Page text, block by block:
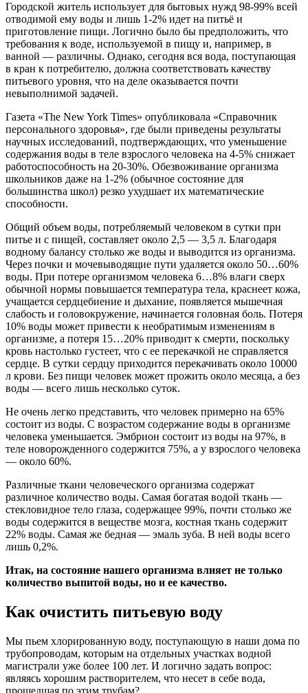
Городской житель использует для бытовых нужд 98-99% всей
отводимой ему воды и лишь 1-2% идет на питьё и
приготовление пищи. Логично было бы предположить, что
требования к воде, используемой в пищу и, например, в
ванной — различны. Однако, сегодня вся вода, поступающая
в кран к потребителю, должна соответствовать качеству
питьевого уровня, что на деле оказывается почти
невыполнимой задачей.
Газета «The New York Times» опубликовала «Справочник
персонального здоровья», где были приведены результаты
научных исследований, подтверждающих, что уменьшение
содержания воды в теле взрослого человека на 4-5% снижает
работоспособность на 20-30%. Обезвоживание организма
школьников даже на 1-2% (обычное состояние для
большинства школ) резко ухудшает их математические
способности.
Общий объем воды, потребляемый человеком в сутки при
питье и с пищей, составляет около 2,5 — 3,5 л. Благодаря
водному балансу столько же воды и выводится из организма.
Через почки и мочевыводящие пути удаляется около 50…60%
воды. При потере организмом человека 6…8% влаги сверх
обычной нормы повышается температура тела, краснеет кожа,
учащается сердцебиение и дыхание, появляется мышечная
слабость и головокружение, начинается головная боль. Потеря
10% воды может привести к необратимым изменениям в
организме, а потеря 15…20% приводит к смерти, поскольку
кровь настолько густеет, что с ее перекачкой не справляется
сердце. В сутки сердцу приходится перекачивать около 10000
л крови. Без пищи человек может прожить около месяца, а без
воды — всего лишь несколько суток.
Не очень легко представить, что человек примерно на 65%
состоит из воды. С возрастом содержание воды в организме
человека уменьшается. Эмбрион состоит из воды на 97%, в
теле новорожденного содержится 75%, а у взрослого человека
— около 60%.
Различные ткани человеческого организма содержат
различное количество воды. Самая богатая водой ткань —
стекловидное тело глаза, содержащее 99%, почти столько же
воды содержится в веществе мозга, костная ткань содержит
22% воды. Самая же бедная — эмаль зуба. В ней воды всего
лишь 0,2%.
Итак, на состояние нашего организма влияет не только
количество выпитой воды, но и ее качество.
Как очистить питьевую воду
Мы пьем хлорированную воду, поступающую в наши дома по
трубопроводам, которым на отдельных участках водной
магистрали уже более 100 лет. И логично задать вопрос:
являясь хорошим растворителем, что несет в себе вода,